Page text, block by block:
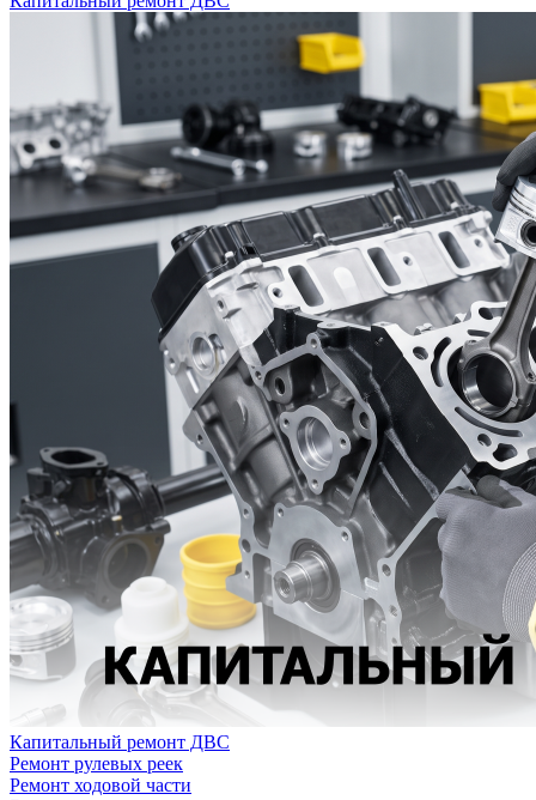
Капитальный ремонт ДВС
Ремонт рулевых реек
Ремонт ходовой части